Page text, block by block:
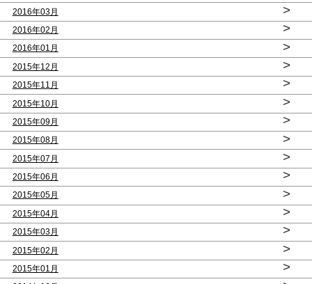
2016年03月 >
2016年02月 >
2016年01月 >
2015年12月 >
2015年11月 >
2015年10月 >
2015年09月 >
2015年08月 >
2015年07月 >
2015年06月 >
2015年05月 >
2015年04月 >
2015年03月 >
2015年02月 >
2015年01月 >